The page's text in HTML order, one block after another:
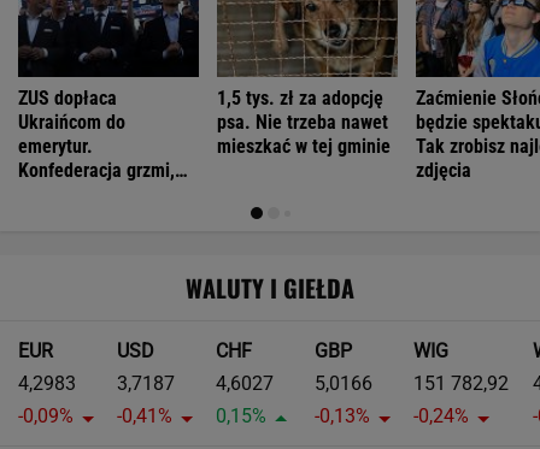
ZUS dopłaca
Ukraińcom do
emerytur.
Konfederacja grzmi,
1,5 tys. zł za adopcję
psa. Nie trzeba nawet
mieszkać w tej gminie
Zaćmienie
będzie
Tak zrobisz
zdjęcia
WALUTY I GIEŁDA
EUR
4,2983
-0,09%
USD
3,7187
-0,41%
CHF
4,6027
0,15%
GBP
5,0166
-0,13%
WIG
151 782,92
-0,24%